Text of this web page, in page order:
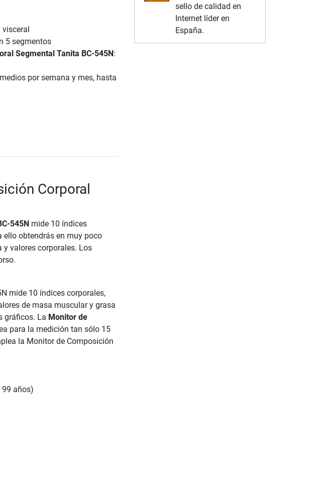
5 segmentos
Segmental Tanita BC-545N :
por semana y mes, hasta
Corporal
545N mide 10 índices
ello obtendrás en muy poco
valores corporales. Los
mide 10 índices corporales,
de masa muscular y grasa
gráficos. La Monitor de
para la medición tan sólo 15
la Monitor de Composición
99 años)
sello de calidad en
Internet líder en
España.